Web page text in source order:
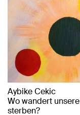
Aybike Cekic
Wo wandert
sterben?